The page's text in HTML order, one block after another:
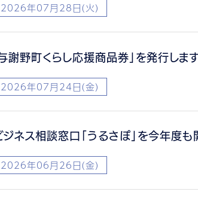
2026年07月28日(火)
謝野町くらし応援商品券」を発行しま
2026年07月24日(金)
ネス相談窓口「うるさぽ」を今年度も
2026年06月26日(金)